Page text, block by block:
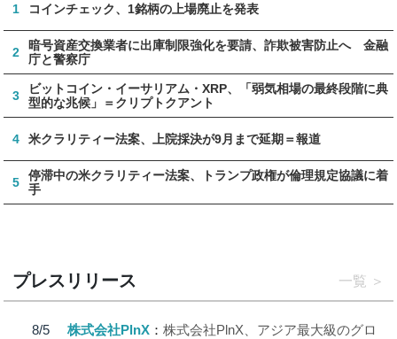
1 コインチェック、1銘柄の上場廃止を発表
2
暗号資産交換業者に出庫制限強化を要請、詐欺被害防止へ 金融
庁と警察庁
3
ビットコイン・イーサリアム・XRP、「弱気相場の最終段階に典
型的な兆候」＝クリプトクアント
4 米クラリティー法案、上院採決が9月まで延期＝報道
5
停滞中の米クラリティー法案、トランプ政権が倫理規定協議に着
手
プレスリリース 一覧
8/5
株式会社PlnX
株式会社PlnX、アジア最大級のグロ